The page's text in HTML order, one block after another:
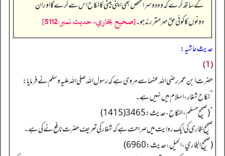
کے ساتھ کرے کہ وہ دوسرا شخص بھی اپنی بیٹی کا نکاح اس سے کرے گا اور ان
دونوں کا کوئی حق مہر مقرر نہ ہو۔[صحيح بخاري، حديث نمبر:5112]
حدیث حاشیہ:
(1)
حضرت ابن عمر رضی اللہ عنہما سے مروی ہے کہ رسول اللہ صلی اللہ علیہ وسلم نے فرمایا:
”نکاح شغار، اسلام میں نہیں ہے۔
“(صحیح مسلم، النکاح، حدیث: 3465 (1415)
صحیح بخاری کی ایک روایت میں صراحت ہے کہ شغار کی تعریف حضرت نافع نے کی ہے۔
(صحیح البخاري، الحیل، حدیث: 6960)